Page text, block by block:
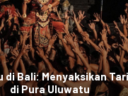
di Bali: Menyaksikan
di Pura Uluwatu